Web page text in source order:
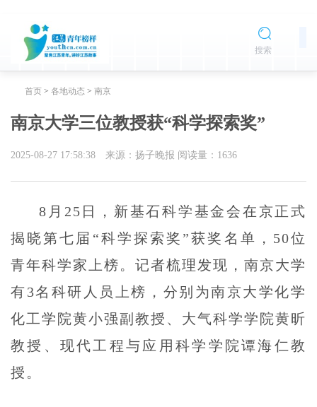
搜索
首页 > 各地动态 > 南京
南京大学三位教授获“科学探索奖”
2025-08-27 17:58:38 来源：扬子晚报 阅读量： 1636
8月25日，新基石科学基金会在京正式
揭晓第七届“科学探索奖”获奖名单，50位
青年科学家上榜。记者梳理发现，南京大学
有3名科研人员上榜，分别为南京大学化学
化工学院黄小强副教授、大气科学学院黄昕
教授、现代工程与应用科学学院谭海仁教
授。